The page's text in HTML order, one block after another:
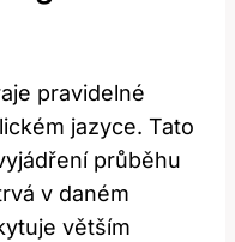
pravidelné
jazyce. ‌Tato
průběhu‍
v daném
větším